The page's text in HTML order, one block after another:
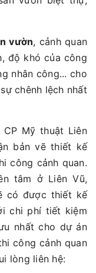
vườn, cảnh quan
độ khó của công
nhân công... cho
chênh lệch nhất
Mỹ thuật Liên
bản vẽ thiết kế
công cảnh quan.
tâm ở Liên Vũ,
có được thiết kế
chi phí tiết kiệm
nhất cho dự án
công cảnh quan
lòng liên hệ: